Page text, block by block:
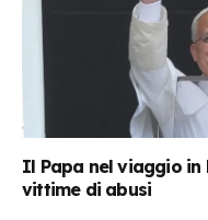
Il Papa nel viaggio in
vittime di abusi